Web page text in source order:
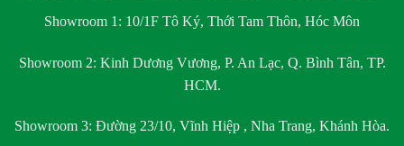
Showroom 1: 10/1F Tô Ký, Thới Tam Thôn, Hóc Môn
Showroom 2: Kinh Dương Vương, P. An Lạc, Q. Bình Tân, TP.
HCM.
Showroom 3: Đường 23/10, Vĩnh Hiệp , Nha Trang, Khánh Hòa.